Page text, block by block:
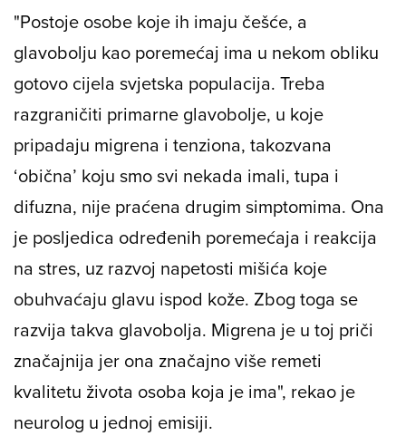
"Postoje osobe koje ih imaju češće, a
glavobolju kao poremećaj ima u nekom obliku
gotovo cijela svjetska populacija. Treba
razgraničiti primarne glavobolje, u koje
pripadaju migrena i tenziona, takozvana
‘obična’ koju smo svi nekada imali, tupa i
difuzna, nije praćena drugim simptomima. Ona
je posljedica određenih poremećaja i reakcija
na stres, uz razvoj napetosti mišića koje
obuhvaćaju glavu ispod kože. Zbog toga se
razvija takva glavobolja. Migrena je u toj priči
značajnija jer ona značajno više remeti
kvalitetu života osoba koja je ima", rekao je
neurolog u jednoj emisiji.